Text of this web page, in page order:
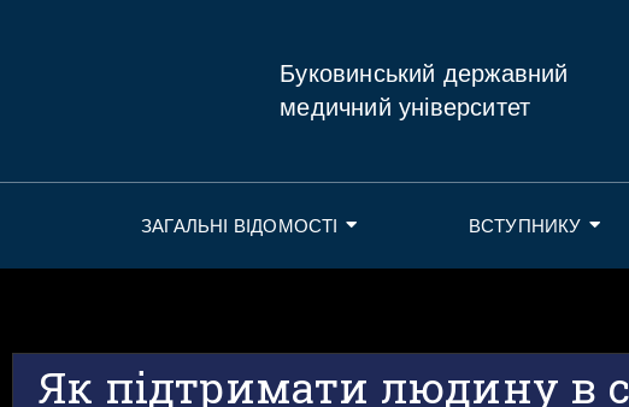
Буковинський державний
медичний університет
ЗАГАЛЬНІ ВІДОМОСТІ ВСТУПНИКУ
Як підтримати людину в